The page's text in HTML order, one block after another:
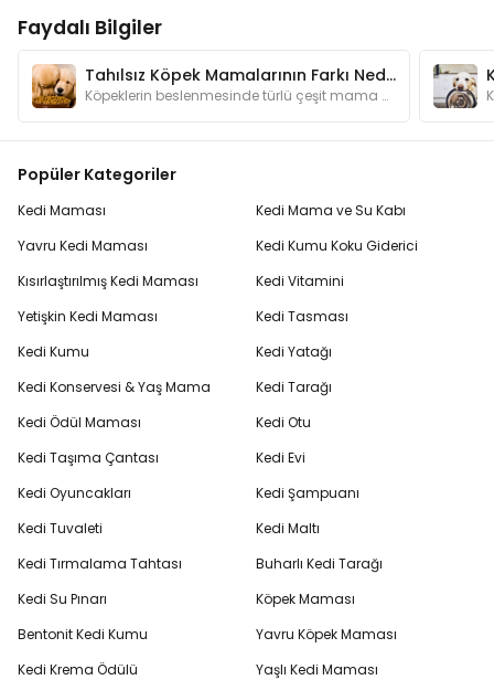
Faydalı Bilgiler
Tahılsız Köpek Mamalarının Farkı Nedir? Neden Kullanmalıyım?
Köpeklerin beslenmesinde türlü çeşit mama bulunmaktadır. Bu kadar mama çeşidinin arasında tahılsız mamaların özelliği nedir ve neden tercih edilir?
Popüler Kategoriler
Kedi Maması
Yavru Kedi Maması
Kısırlaştırılmış Kedi Maması
Yetişkin Kedi Maması
Kedi Kumu
Kedi Konservesi & Yaş Mama
Kedi Ödül Maması
Kedi Taşıma Çantası
Kedi Oyuncakları
Kedi Tuvaleti
Kedi Tırmalama Tahtası
Kedi Su Pınarı
Bentonit Kedi Kumu
Kedi Krema Ödülü
Kedi Mama ve Su Kabı
Kedi Kumu Koku Giderici
Kedi Vitamini
Kedi Tasması
Kedi Yatağı
Kedi Tarağı
Kedi Otu
Kedi Evi
Kedi Şampuanı
Kedi Maltı
Buharlı Kedi Tarağı
Köpek Maması
Yavru Köpek Maması
Yaşlı Kedi Maması